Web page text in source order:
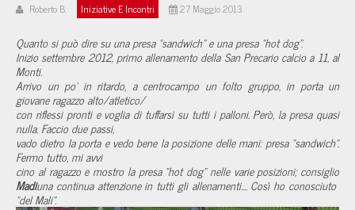
Roberto B. Iniziative E Incontri 27 Maggio 2013
Quanto si può dire su una presa “sandwich” e una presa “hot dog”.
Inizio settembre 2012, primo allenamento della San Precario calcio a 11, al
Monti.
Arrivo un po' in ritardo, a centrocampo un folto gruppo, in porta un
giovane ragazzo alto/atletico/
con riflessi pronti e voglia di tuffarsi su tutti i palloni. Però, la presa quasi
nulla. Faccio due passi,
vado dietro la porta e vedo bene la posizione delle mani: presa “sandwich”.
Fermo tutto, mi avvi
cino al ragazzo e mostro la presa “hot dog” nelle varie posizioni; consiglio
una continua attenzione in tutti gli allenamenti.... Così ho conosciuto
Madi
“del Mali”.